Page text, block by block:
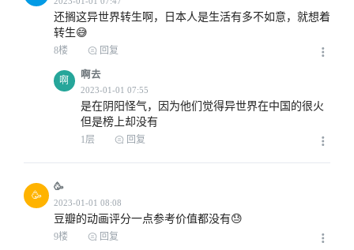
2023-01-01 08:48
2023-01-01 09:12
还搁这异世界转生啊，日本人是生活有多不如意，就想着
转生😅
8楼 回复
啊
啊去
是在阴阳怪气，因为他们觉得异世界在中国的很火
但是榜上却没有
1层 回复
🥳
🥳
豆瓣的动画评分一点参考价值都没有😓
9楼 回复